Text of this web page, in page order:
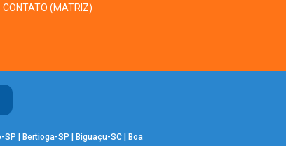
CONTATO (MATRIZ)
SP | Bertioga-SP | Biguaçu-SC| Boa